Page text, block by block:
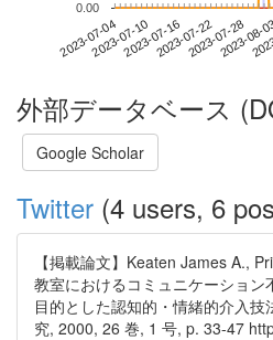
2023-07-042023-07-102023-07-162023-07-222023-07-28
2023-08-
0.00
外部データベース
Google Scholar
Twitter (4 users, 6
【掲載論文】Keaten James A.,
教室におけるコミュニケーション
目的とした認知的・情緒的介入
究, 2000, 26 巻, 1 号, p. 33-47